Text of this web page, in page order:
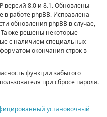
версий 8.0 и 8.1. Обновлены
работе phpBB. Исправлена
обновления phpBB в случае,
решены некоторые
с наличием специальных
окончания строк в
функции забытого
при сбросе пароля.
установочный